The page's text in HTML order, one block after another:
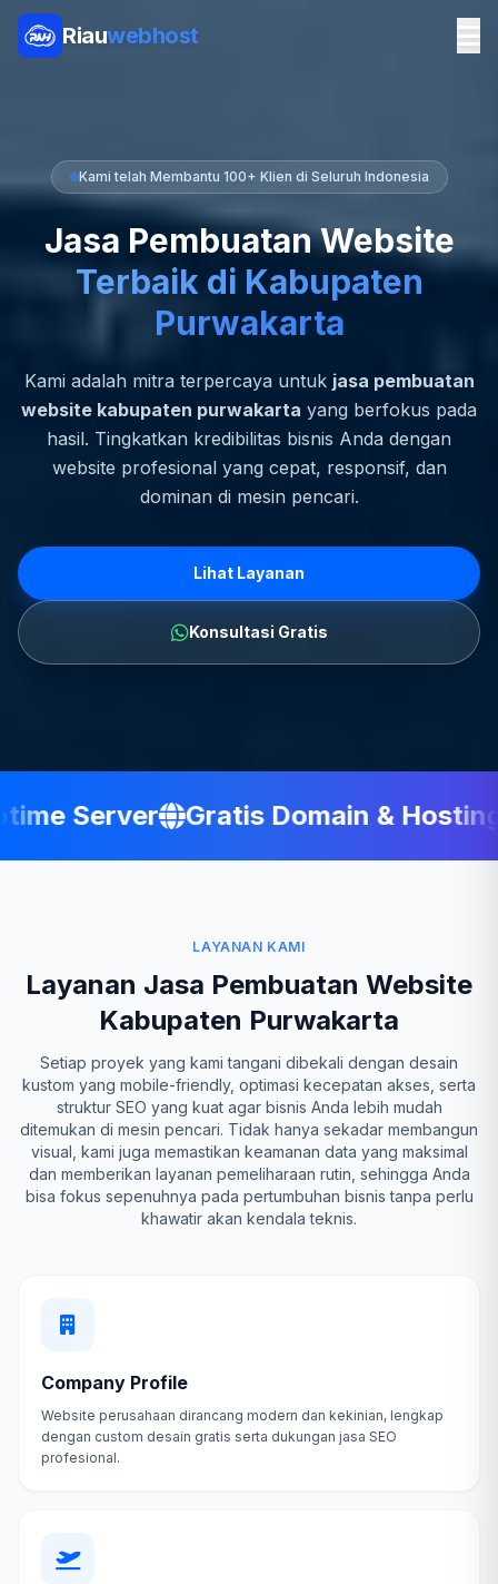
Riauwebhost
Kami telah Membantu 100+ Klien di Seluruh Indonesia
Jasa Pembuatan Website
Terbaik di Kabupaten
Purwakarta
Kami adalah mitra terpercaya untuk jasa pembuatan
website kabupaten purwakarta yang berfokus pada
hasil. Tingkatkan kredibilitas bisnis Anda dengan
website profesional yang cepat, responsif, dan
dominan di mesin pencari.
Lihat Layanan
Konsultasi Gratis
Server Gratis Domain & Hosting
LAYANAN KAMI
Layanan Jasa Pembuatan Website
Kabupaten Purwakarta
Setiap proyek yang kami tangani dibekali dengan desain
kustom yang mobile-friendly, optimasi kecepatan akses, serta
struktur SEO yang kuat agar bisnis Anda lebih mudah
ditemukan di mesin pencari. Tidak hanya sekadar membangun
visual, kami juga memastikan keamanan data yang maksimal
dan memberikan layanan pemeliharaan rutin, sehingga Anda
bisa fokus sepenuhnya pada pertumbuhan bisnis tanpa perlu
khawatir akan kendala teknis.
Company Profile
Website perusahaan dirancang modern dan kekinian, lengkap
dengan custom desain gratis serta dukungan jasa SEO
profesional.